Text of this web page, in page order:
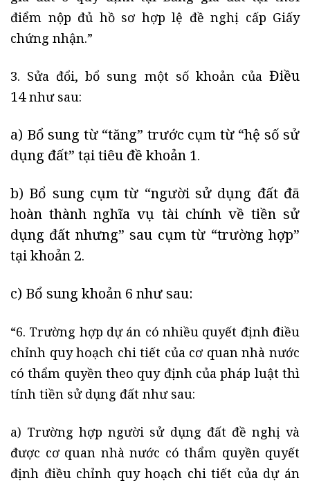
điểm nộp đủ hồ sơ hợp lệ đề nghị cấp Giấy
chứng nhận.”
3. Sửa đổi, bổ sung một số khoản của Điều
14như sau:
a) Bổ sung từ “tăng” trước cụm từ “hệ số sử
dụng đất” tại tiêu đề khoản 1.
b) Bổ sung cụm từ “người sử dụng đất đã
hoàn thành nghĩa vụ tài chính về tiền sử
dụng đất nhưng” sau cụm từ “trường hợp”
tạikhoản 2.
c) Bổ sung khoản 6 như sau:
“6. Trường hợp dự án có nhiều quyết định điều
chỉnh quy hoạch chi tiết của cơ quan nhà nước
có thẩm quyền theo quy định của pháp luật thì
tính tiền sử dụng đất như sau:
a) Trường hợp người sử dụng đất đề nghị và
được cơ quan nhà nước có thẩm quyền quyết
định điều chỉnh quy hoạch chi tiết của dự án